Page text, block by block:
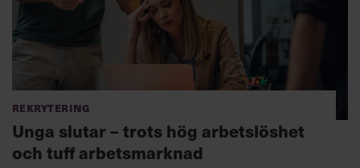
Rekrytering
Unga slutar – trots hög arbetslöshet
och tuff arbetsmarknad